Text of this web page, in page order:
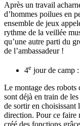
Après un travail
d’hommes poilues en
ensemble de jeux
rythme de la veillée
qu’une autre parti du
de l’ambassadeur !
4e jour de camp :
Le montage des robots
sont déjà en train de
de sortir en choisissant
direction. Pour ce faire